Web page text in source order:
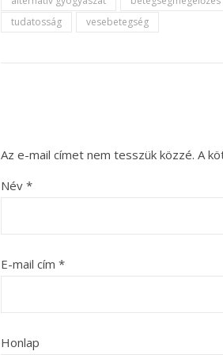
tudatosság
vesebetegség
Az e-mail címet nem tesszük közzé. A
Név *
E-mail cím *
Honlap